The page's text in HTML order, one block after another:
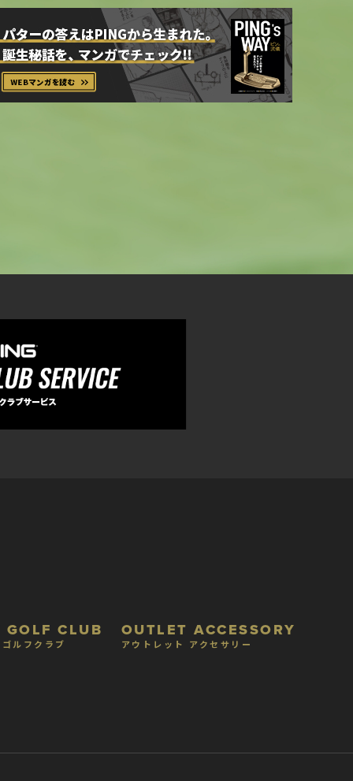
GOLF CLUB
ルフクラブ
OUTLET ACCESSORY
アウトレット アクセサリー